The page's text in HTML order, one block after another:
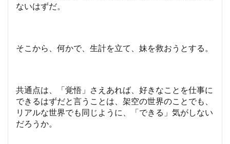
ないはずだ。
そこから、何かで、生計を立て、妹を救おうとする。
共通点は、「覚悟」さえあれば、好きなことを仕事に
できるはずだと言うことは、架空の世界のことでも、
リアルな世界でも同じように、「できる」気がしない
だろうか。